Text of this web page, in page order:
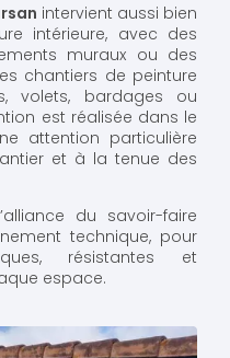
intervient aussi bien
intérieure, avec des
muraux ou des
chantiers de peinture
volets, bardages ou
est réalisée dans le
attention particulière
et à la tenue des
du savoir-faire
technique, pour
résistantes et
espace.